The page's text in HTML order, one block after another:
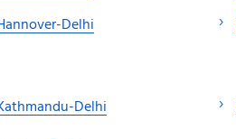
Delhi
Delhi